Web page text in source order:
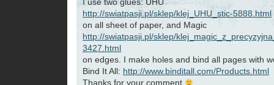
http://swiatpasji.pl/sklep/klej_UHU_stic-5888.html
on all sheet of paper, and Magic
http://swiatpasji.pl/sklep/
3427.html
on edges. I make holes and bind all pages with
Bind It All: http://www.binditall.com/Products.html
Thanks for your comment